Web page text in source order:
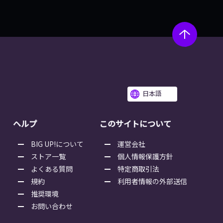
日本語
ヘルプ
BIG UP!について
ストア一覧
よくある質問
規約
推奨環境
お問い合わせ
このサイトについて
運営会社
個人情報保護方針
特定商取引法
利用者情報の外部送信